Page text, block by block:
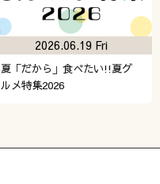
夏「だから」食べたい!!夏グ
ルメ特集2026
2026.06.19 Fri